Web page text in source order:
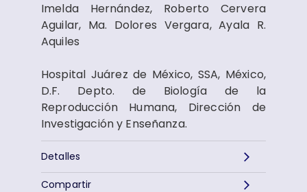
Imelda Hernández, Roberto Cervera
Aguilar, Ma. Dolores Vergara, Ayala R.
Aquiles
Hospital Juárez de México, SSA, México,
D.F. Depto. de Biología de la
Reproducción Humana, Dirección de
Investigación y Enseñanza.
Detalles
Compartir